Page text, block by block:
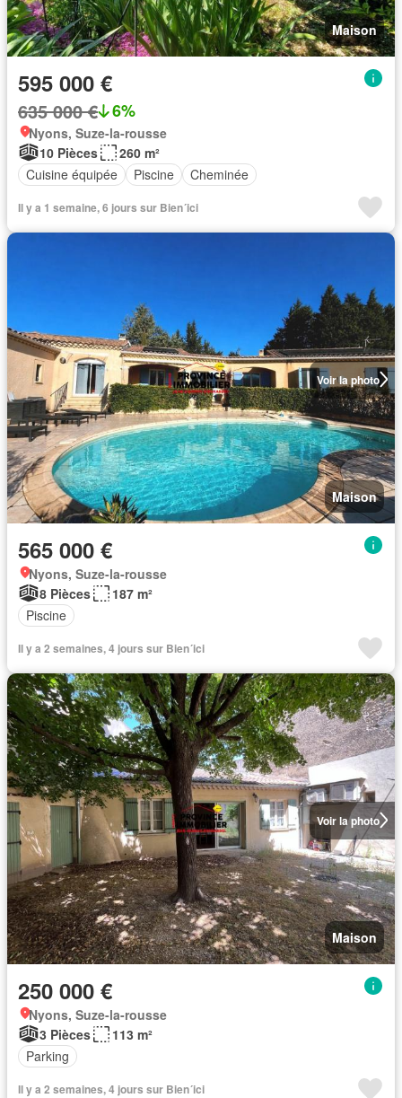
Maison
595 000 €
635 000 € 6%
Nyons, Suze-la-rousse
10 Pièces
260 m²
Cuisine équipée
Piscine Cheminée
Il y a 1 semaine, 6 jours sur Bien´ici
Voir la photo
Maison
565 000 €
Nyons, Suze-la-rousse
8 Pièces
187 m²
Piscine
Il y a 2 semaines, 4 jours sur Bien´ici
Voir la photo
Maison
250 000 €
Nyons, Suze-la-rousse
3 Pièces
113 m²
Parking
Il y a 2 semaines, 4 jours sur Bien´ici